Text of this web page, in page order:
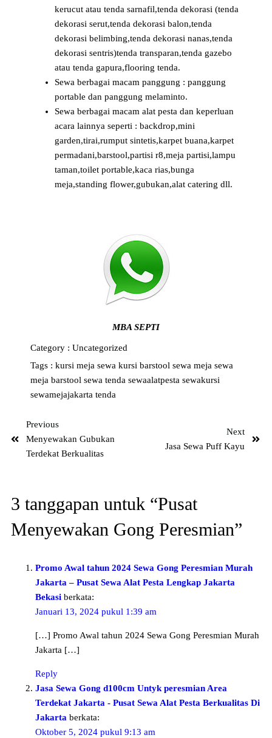
kerucut atau tenda sarnafil,tenda dekorasi (tenda
dekorasi serut,tenda dekorasi balon,tenda
dekorasi belimbing,tenda dekorasi nanas,tenda
dekorasi sentris)tenda transparan,tenda gazebo
atau tenda gapura,flooring tenda.
Sewa berbagai macam panggung : panggung
portable dan panggung melaminto.
Sewa berbagai macam alat pesta dan keperluan
acara lainnya seperti : backdrop,mini
garden,tirai,rumput sintetis,karpet buana,karpet
permadani,barstool,partisi r8,meja partisi,lampu
taman,toilet portable,kaca rias,bunga
meja,standing flower,gubukan,alat catering dll.
MBA SEPTI
Category : Uncategorized
Tags : kursimejasewa kursi barstoolsewa mejasewa
meja barstoolsewa tendasewaalatpestasewakursi
sewamejajakartatenda
Previous
Menyewakan Gubukan
Terdekat Berkualitas
Next
Jasa Sewa Puff Kayu
3 tanggapan untuk “Pusat
Menyewakan Gong Peresmian”
Promo Awal tahun 2024 Sewa Gong Peresmian Murah
Jakarta – Pusat Sewa Alat Pesta Lengkap Jakarta
Bekasi berkata:
Januari 13, 2024 pukul 1:39 am
[…] Promo Awal tahun 2024 Sewa Gong Peresmian Murah
Jakarta […]
Reply
Jasa Sewa Gong d100cm Untyk peresmian Area
Terdekat Jakarta - Pusat Sewa Alat Pesta Berkualitas Di
Jakarta berkata:
Oktober 5, 2024 pukul 9:13 am